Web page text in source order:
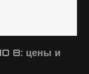
8: цены и